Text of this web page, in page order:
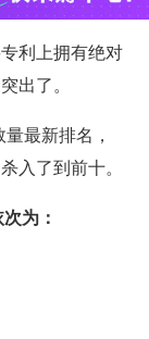
利上拥有绝对
出了。
最新排名，
入了到前十。
为：